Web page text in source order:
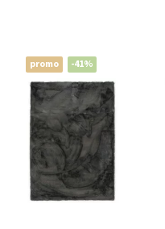
promo -41%